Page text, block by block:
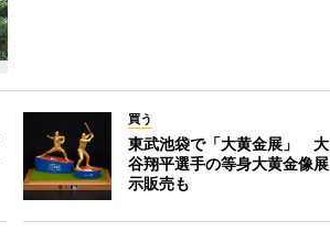
買う
東武池袋で「大黄金展」 大
谷翔平選手の等身大黄金像展
示販売も